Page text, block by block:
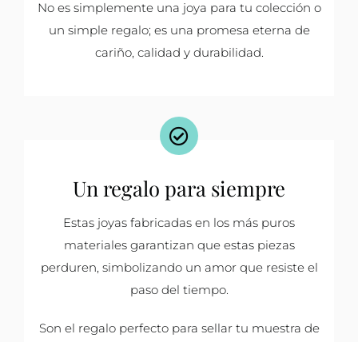
No es simplemente una joya para tu colección o
un simple regalo; es una promesa eterna de
cariño, calidad y durabilidad.
Un regalo para siempre
Estas joyas fabricadas en los más puros
materiales garantizan que estas piezas
perduren, simbolizando un amor que resiste el
paso del tiempo.
Son el regalo perfecto para sellar tu muestra de